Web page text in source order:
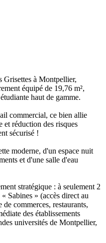
à Montpellier,
équipé de 19,76 m²,
haut de gamme.
commercial, ce bien allie
réduction des risques
sécurisé !
moderne, d'un espace nuit
et d'une salle d'eau
stratégique : à seulement 2
Sabines » (accès direct au
commerces, restaurants,
des établissements
universités de Montpellier,